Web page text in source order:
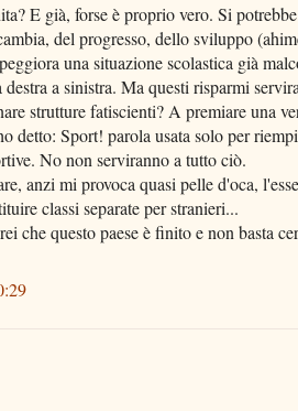
E già, forse è proprio vero. Si
del progresso, dello sviluppo
una situazione scolastica già
destra a sinistra. Ma questi risparmi
strutture fatiscienti? A premiare una
detto: Sport! parola usata solo per
No non serviranno a tutto ciò.
anzi mi provoca quasi pelle d'oca,
classi separate per stranieri...
che questo paese è finito e non basta